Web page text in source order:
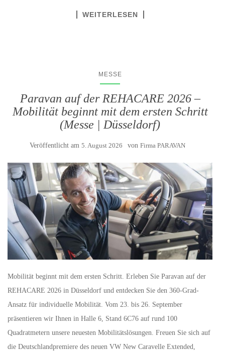
WEITERLESEN
MESSE
Paravan auf der REHACARE 2026 –
Mobilität beginnt mit dem ersten Schritt
(Messe | Düsseldorf)
Veröffentlicht am 5. August 2026 von Firma PARAVAN
Mobilität beginnt mit dem ersten Schritt. Erleben Sie Paravan auf der
REHACARE 2026 in Düsseldorf und entdecken Sie den 360-Grad-
Ansatz für individuelle Mobilität. Vom 23. bis 26. September
präsentieren wir Ihnen in Halle 6, Stand 6C76 auf rund 100
Quadratmetern unsere neuesten Mobilitätslösungen. Freuen Sie sich auf
die Deutschlandpremiere des neuen VW New Caravelle Extended,